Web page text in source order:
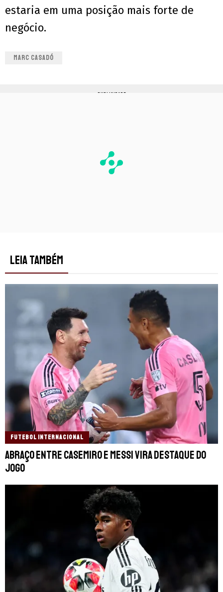
estaria em uma posição mais forte de
negócio.
MARC CASADÓ
PUBLICIDADE
LEIA TAMBÉM
FUTEBOL INTERNACIONAL
Abraço entre Casemiro e Messi vira destaque do
jogo